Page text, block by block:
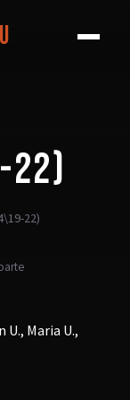
22)
Maria U.,